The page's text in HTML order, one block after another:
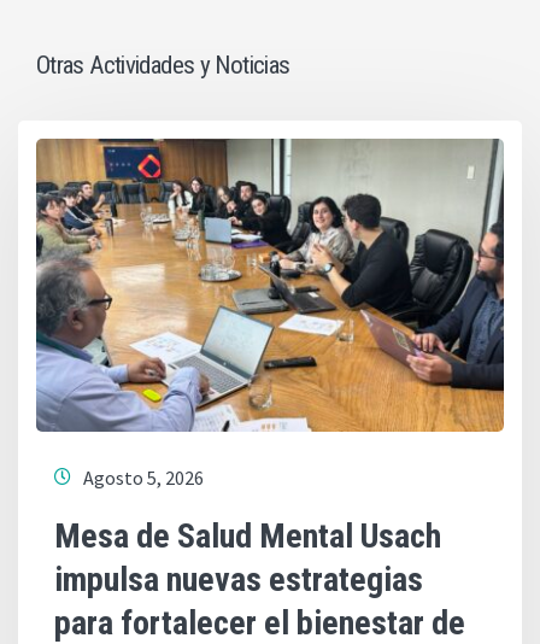
Otras Actividades y Noticias
Agosto 5, 2026
Mesa de Salud Mental Usach
impulsa nuevas estrategias
para fortalecer el bienestar de